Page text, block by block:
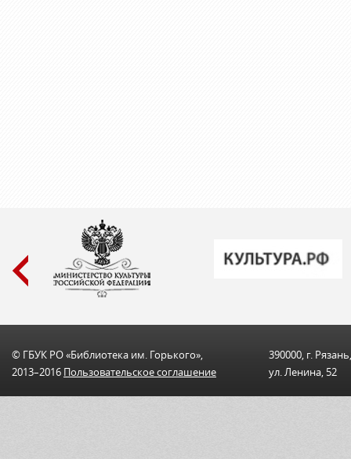
© ГБУК РО «Библиотека им. Горького»,
2013–2016 Пользовательскоe соглашениe
390000, г. Рязань,
ул. Ленина, 52